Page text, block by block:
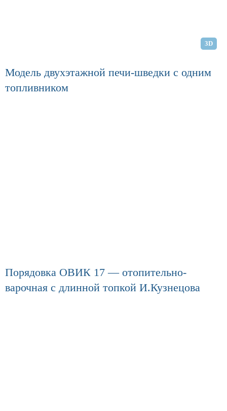
3D
Модель двухэтажной печи-шведки с одним
топливником
Порядовка ОВИК 17 — отопительно-
варочная с длинной топкой И.Кузнецова